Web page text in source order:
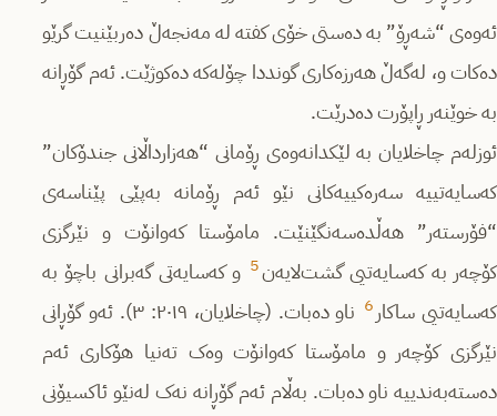
ئەوەی “شەڕۆ” بە دەستی خۆی کفتە لە مەنجەڵ دەربێنیت گرێو
دەکات و، لەگەڵ هەرزەکاری گونددا چۆلەکە دەکوژێت. ئەم گۆڕانە
بە خوێنەر ڕاپۆرت دەدرێت.
ئوزلەم چاخلایان بە لێکدانەوەی ڕۆمانی “هەزارداڵانی جندۆکان”
کەسایەتییە سەرەکییەکانی نێو ئەم ڕۆمانە بەپێی پێناسەی
“فۆرستەر” هەڵدەسەنگێنێت. مامۆستا کەوانۆت و نێرگزی
کۆچەر بە کەسایەتیی گشت‌لایەن5 و کەسایەتی گەبرانی باچۆ بە
کەسایەتیی ساکار 6
ناو دەبات. (چاخلایان، ٢٠١٩: ٣). ئەو گۆڕانی
نێرگزی کۆچەر و مامۆستا کەوانۆت وەک تەنیا هۆکاری ئەم
دەستەبەندییە ناو دەبات. بەڵام ئەم گۆڕانە نەک لەنێو ئاکسیۆنی